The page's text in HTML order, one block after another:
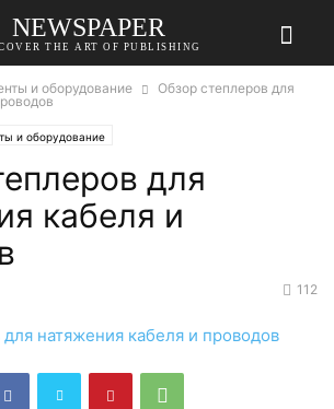
NEWSPAPER
THE ART OF PUBLISHING
и оборудование
Обзор степлеров для
и оборудование
для
кабеля и
112